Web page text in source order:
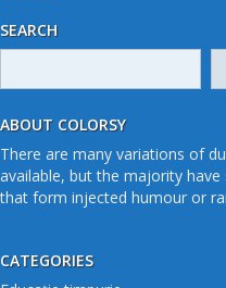
SEARCH
ABOUT COLORSY
There are many variations of
available, but the majority
that form injected humour or
CATEGORIES